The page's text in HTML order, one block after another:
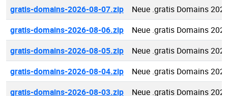
gratis-domains-2026-08-07.zip
Neue .gratis Domains
gratis-domains-2026-08-06.zip
Neue .gratis Domains
gratis-domains-2026-08-05.zip
Neue .gratis Domains
gratis-domains-2026-08-04.zip
Neue .gratis Domains
gratis-domains-2026-08-03.zip
Neue .gratis Domains